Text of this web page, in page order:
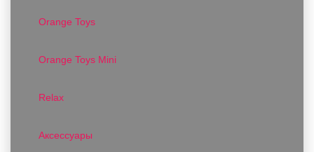
Orange Toys
Orange Toys Mini
Relax
Аксессуары